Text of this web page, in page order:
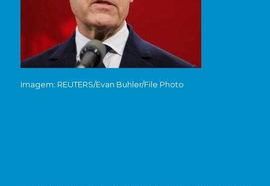
Imagem: REUTERS/Evan Buhler/File Photo